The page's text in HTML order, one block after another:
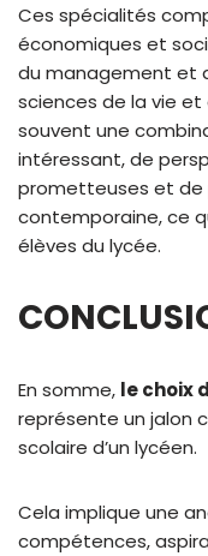
Ces spécialités
économiques et
du management et
sciences de la vie
souvent une
intéressant, de
prometteuses et de
contemporaine, ce
élèves du lycée.
En somme, le choix
représente un jalon
scolaire d’un lycéen.
Cela implique une
compétences,